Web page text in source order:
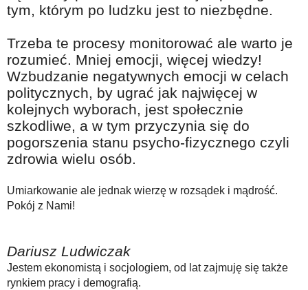
tym, którym po ludzku jest to niezbędne.
Trzeba te procesy monitorować ale warto je
rozumieć. Mniej emocji, więcej wiedzy!
Wzbudzanie negatywnych emocji w celach
politycznych, by ugrać jak najwięcej w
kolejnych wyborach, jest społecznie
szkodliwe, a w tym przyczynia się do
pogorszenia stanu psycho-fizycznego czyli
zdrowia wielu osób.
Umiarkowanie ale jednak wierzę w rozsądek i mądrość.
Pokój z Nami!
Dariusz Ludwiczak
Jestem ekonomistą i socjologiem, od lat zajmuję się także
rynkiem pracy i demografią.